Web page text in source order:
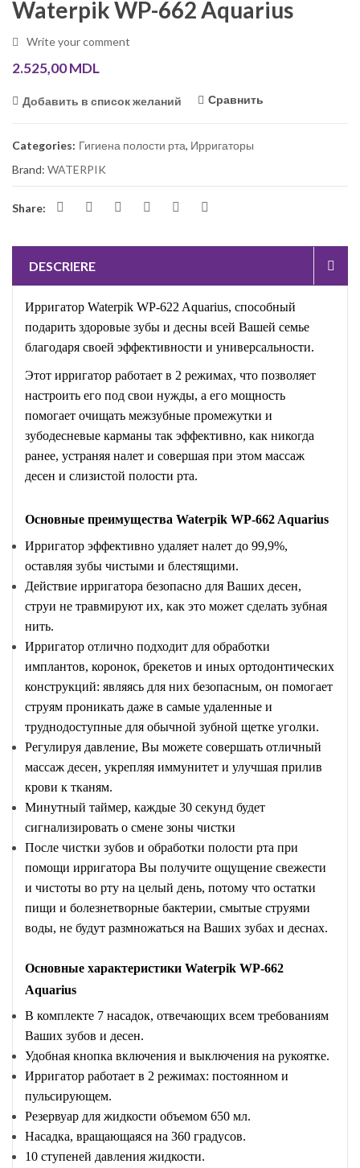
Waterpik WP-662 Aquarius
Write your comment
2.525,00MDL
Добавить в список желаний Сравнить
Categories: Гигиена полости рта, Ирригаторы
Brand: WATERPIK
Share:
DESCRIERE
Ирригатор Waterpik WP-622 Aquarius, способный
подарить здоровые зубы и десны всей Вашей семье
благодаря своей эффективности и универсальности.
Этот ирригатор работает в 2 режимах, что позволяет
настроить его под свои нужды, а его мощность
помогает очищать межзубные промежутки и
зубодесневые карманы так эффективно, как никогда
ранее, устраняя налет и совершая при этом массаж
десен и слизистой полости рта.
Основные преимущества Waterpik WP-662 Aquarius
Ирригатор эффективно удаляет налет до 99,9%,
оставляя зубы чистыми и блестящими.
Действие ирригатора безопасно для Ваших десен,
струи не травмируют их, как это может сделать зубная
нить.
Ирригатор отлично подходит для обработки
имплантов, коронок, брекетов и иных ортодонтических
конструкций: являясь для них безопасным, он помогает
струям проникать даже в самые удаленные и
труднодоступные для обычной зубной щетке уголки.
Регулируя давление, Вы можете совершать отличный
массаж десен, укрепляя иммунитет и улучшая прилив
крови к тканям.
Минутный таймер, каждые 30 секунд будет
сигнализировать о смене зоны чистки
После чистки зубов и обработки полости рта при
помощи ирригатора Вы получите ощущение свежести
и чистоты во рту на целый день, потому что остатки
пищи и болезнетворные бактерии, смытые струями
воды, не будут размножаться на Ваших зубах и деснах.
Основные характеристики Waterpik WP-662
Aquarius
В комплекте 7 насадок, отвечающих всем требованиям
Ваших зубов и десен.
Удобная кнопка включения и выключения на рукоятке.
Ирригатор работает в 2 режимах: постоянном и
пульсирующем.
Резервуар для жидкости объемом 650 мл.
Насадка, вращающаяся на 360 градусов.
10 ступеней давления жидкости.